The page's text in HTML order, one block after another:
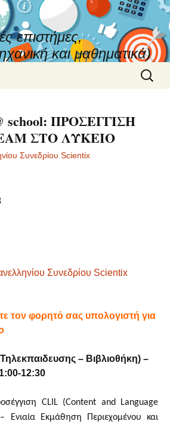
επιστήμες,
και μαθηματικά)
για:
school: ΠΡΟΣΕΓΓΙΣΗ
ΣΤΟ ΛΥΚΕΙΟ
Συνεδρίου Scientix
Συνεδρίου Scientix
τον φορητό σας υπολογιστή για
– Βιβλιοθήκη) –
12:30
CLIL (Content and Language
Ενιαία Εκμάθηση Περιεχομένου και